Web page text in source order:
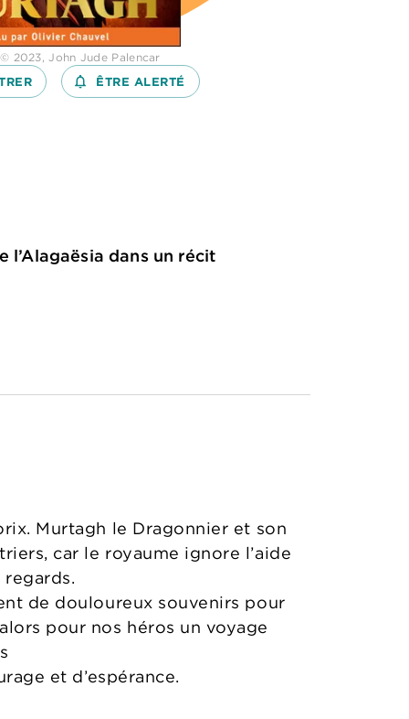
2023, John Jude Palencar
notifications_none_outlined
ÊTRE ALERTÉ
l’Alagaësia dans un récit
Murtagh le Dragonnier et son
car le royaume ignore l’aide
regards.
de douloureux souvenirs pour
pour nos héros un voyage
et d’espérance.